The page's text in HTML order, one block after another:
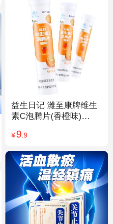
益生日记 潍至康牌维生
素C泡腾片(香橙味)
¥9.9